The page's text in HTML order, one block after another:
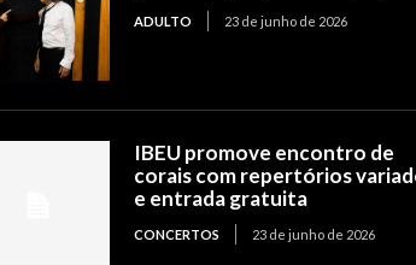
ADULTO 23 de junho de 2026
IBEU promove encontro de
corais com repertórios
e entrada gratuita
CONCERTOS 23 de junho de 2026